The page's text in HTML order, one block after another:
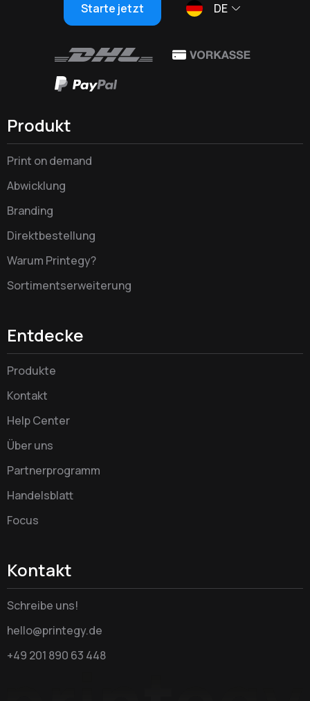
Starte jetzt DE
Produkt
Print on demand
Abwicklung
Branding
Direktbestellung
Warum Printegy?
Sortimentserweiterung
Entdecke
Produkte
Kontakt
Help Center
Über uns
Partnerprogramm
Handelsblatt
Focus
Kontakt
Schreibe uns!
hello@printegy.de
+49 201 890 63 448